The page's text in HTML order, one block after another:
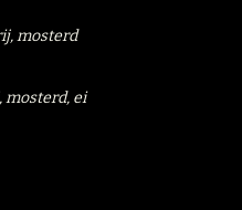
mosterd
mosterd, ei